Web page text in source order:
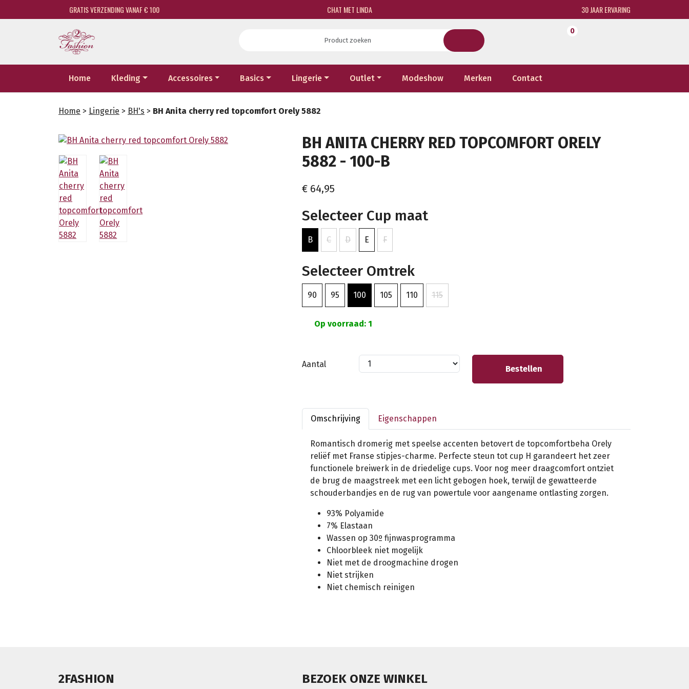
GRATIS VERZENDING VANAF € 100 CHAT MET LINDA 30 JAAR ERVARING
0
Home Kleding Accessoires Basics Lingerie Outlet Modeshow Merken Contact
Home > Lingerie > BH's > BH Anita cherry red topcomfort Orely 5882
BH ANITA CHERRY RED TOPCOMFORT ORELY
5882 - 100-B
€ 64,95
Selecteer Cup maat
B C D E F
Selecteer Omtrek
90 95 100 105 110 115
Op voorraad: 1
Aantal Bestellen
Omschrijving Eigenschappen
Romantisch dromerig met speelse accenten betovert de topcomfortbeha Orely
reliëf met Franse stipjes-charme. Perfecte steun tot cup H garandeert het zeer
functionele breiwerk in de driedelige cups. Voor nog meer draagcomfort ontziet
de brug de maagstreek met een licht gebogen hoek, terwijl de gewatteerde
schouderbandjes en de rug van powertule voor aangename ontlasting zorgen.
93% Polyamide
7% Elastaan
Wassen op 30º fijnwasprogramma
Chloorbleek niet mogelijk
Niet met de droogmachine drogen
Niet strijken
Niet chemisch reinigen
2FASHION BEZOEK ONZE WINKEL